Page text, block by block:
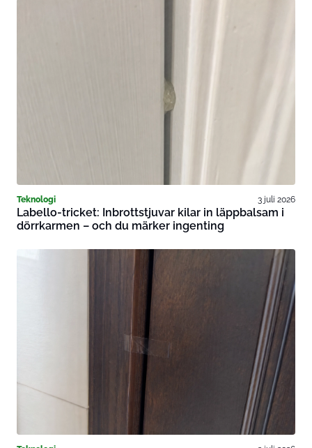
Teknologi 3 juli 2026
Labello-tricket: Inbrottstjuvar kilar in läppbalsam i
dörrkarmen – och du märker ingenting